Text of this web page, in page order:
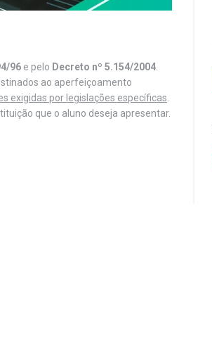
96 e pelo Decreto nº 5.154/2004
ao aperfeiçoamento
exigidas por legislações específicas
que o aluno deseja apresentar.